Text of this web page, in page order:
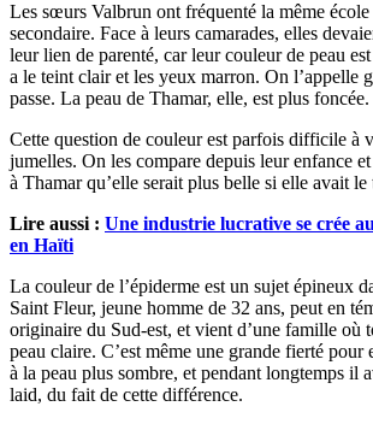
Les sœurs Valbrun ont fréquenté la même
secondaire. Face à leurs camarades, elles
leur lien de parenté, car leur couleur de peau
a le teint clair et les yeux marron. On l’appelle
passe. La peau de Thamar, elle, est plus foncée.
Cette question de couleur est parfois difficile à
jumelles. On les compare depuis leur enfance
à Thamar qu’elle serait plus belle si elle avait
Lire aussi : Une industrie lucrative se crée
en Haïti
La couleur de l’épiderme est un sujet épineux
Saint Fleur, jeune homme de 32 ans, peut en
originaire du Sud-est, et vient d’une famille où
peau claire. C’est même une grande fierté
à la peau plus sombre, et pendant longtemps il
laid, du fait de cette différence.